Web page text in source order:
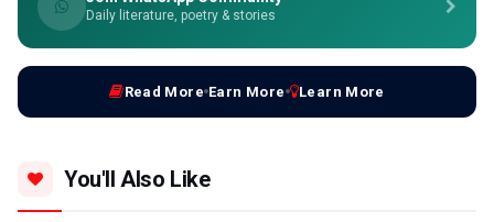
Daily literature, poetry & stories
Read More Earn More Learn More
You'll Also Like